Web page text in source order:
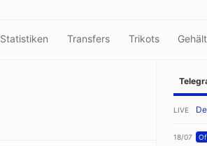
Statistiken Transfers Trikots
LIVE
18/07